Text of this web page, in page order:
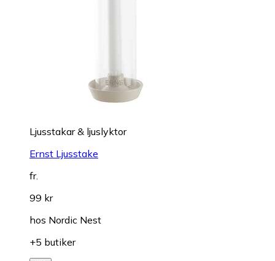
Ljusstakar & ljuslyktor
Ernst Ljusstake
fr.
99 kr
hos Nordic Nest
+5 butiker